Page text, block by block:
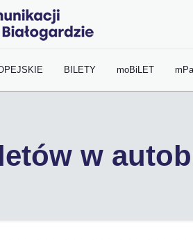
BILETY moBiLET
w